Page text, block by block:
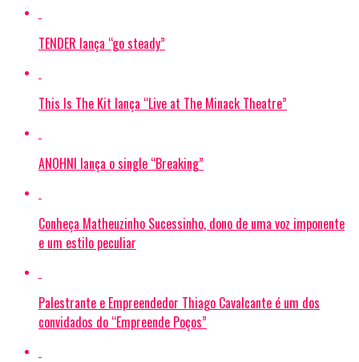
TENDER lança “go steady”
This Is The Kit lança “Live at The Minack Theatre”
ANOHNI lança o single “Breaking”
Conheça Matheuzinho Sucessinho, dono de uma voz imponente
e um estilo peculiar
Palestrante e Empreendedor Thiago Cavalcante é um dos
convidados do “Empreende Poços”